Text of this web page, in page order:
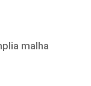
malha